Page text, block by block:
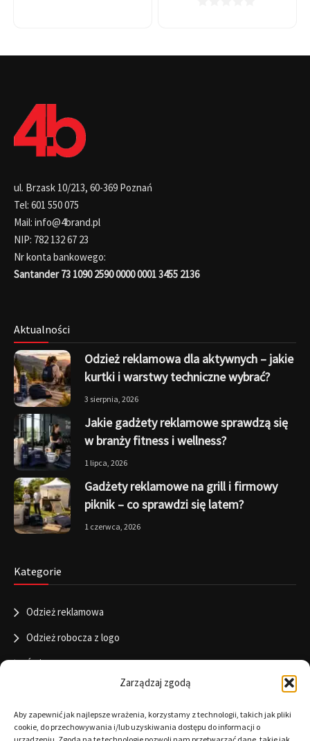
Zarządzaj zgodą
Aby zapewnić jak najlepsze wrażenia, korzystamy z technologii, takich jak pliki
cookie, do przechowywania i/lub uzyskiwania dostępu do informacji o
ul. Brzask 10/213, 60-369 Poznań
Tel: 601 550 075
Mail: info@4brand.pl
NIP: 782 132 67 23
Nr konta bankowego:
Santander 73 1090 2590 0000 0001 3455 2136
Aktualności
Odzież reklamowa dla aktywnych – jakie
kurtki i warstwy techniczne wybrać?
3 sierpnia, 2026
Jakie gadżety reklamowe sprawdzą się
w branży fitness i wellness?
1 lipca, 2026
Gadżety reklamowe na grill i firmowy
piknik – co sprawdzi się latem?
1 czerwca, 2026
Kategorie
Odzież reklamowa
Odzież robocza z logo
Święta
Informacje